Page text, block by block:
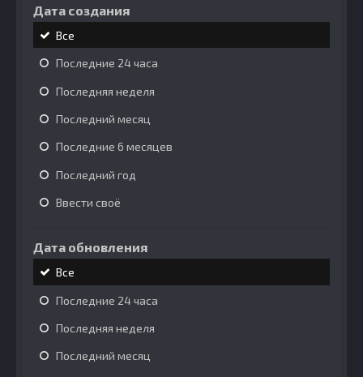
Дата создания
Все
Последние 24 часа
Последняя неделя
Последний месяц
Последние 6 месяцев
Последний год
Ввести своё
Дата обновления
Все
Последние 24 часа
Последняя неделя
Последний месяц